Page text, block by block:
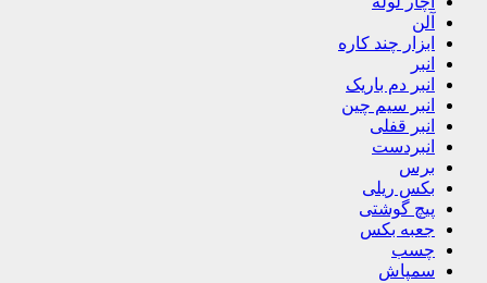
آلن
ابزار چند کاره
انبر
انبر دم باریک
انبر سیم چین
انبر قفلی
انبردست
برس
بکس ریلی
پیچ گوشتی
جعبه بکس
چسب
سمپاش